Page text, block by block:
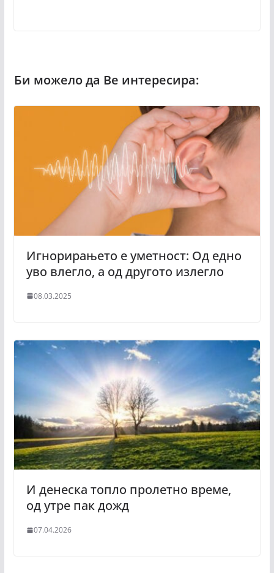
Игнорирањето е уметност: Од едно
уво влегло, а од другото излегло
08.03.2025
И денеска топло пролетно време,
од утре пак дожд
07.04.2026